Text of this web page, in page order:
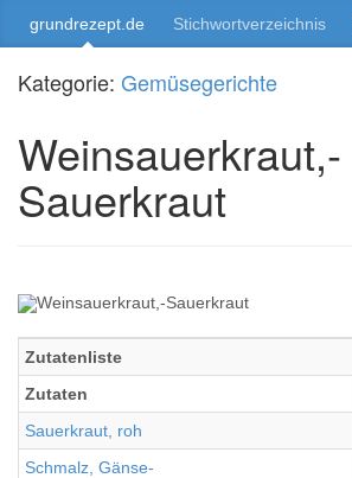
grundrezept.de Stichwortverzeichnis
Kategorie: Gemüsegerichte
Weinsauerkraut,-
Sauerkraut
Zutatenliste
Zutaten
Sauerkraut, roh
Schmalz, Gänse-